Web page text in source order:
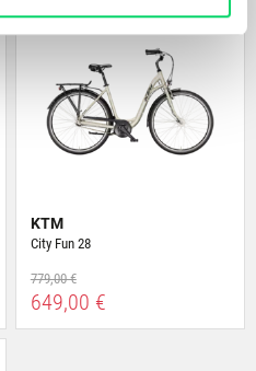
auf unsere Website
wir Informationen zu
Website an unsere Partner
und Analysen weiter.
Informationen
Daten zusammen, die Du
KTM
City Fun 28
779,00 €
649,00 €